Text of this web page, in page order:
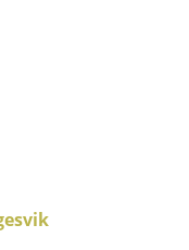
de lit